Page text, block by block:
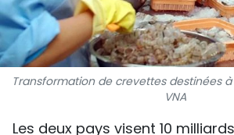
VIDÉO
À PROPOS DU
TIẾNG VIỆT
Transformation de crevettes destinées
VNA
Les deux pays visent 10